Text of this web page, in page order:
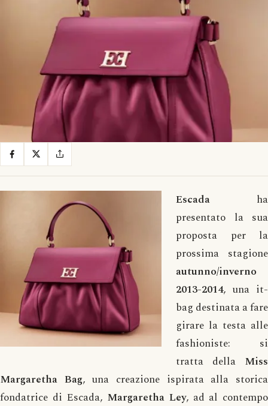
Escada ha
presentato la sua
proposta per la
prossima stagione
autunno/inverno
2013-2014, una it-
bag destinata a fare
girare la testa alle
fashioniste: si
tratta della Miss
Margaretha Bag, una creazione ispirata alla storica
fondatrice di Escada, Margaretha Ley, ad al contempo